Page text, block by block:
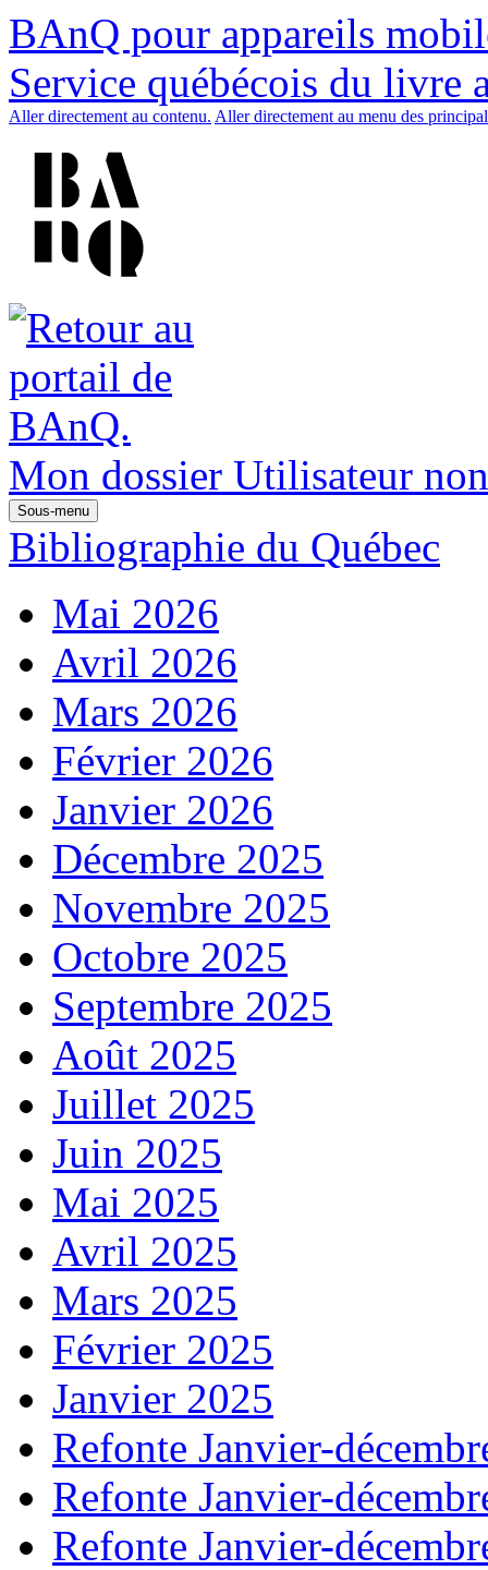
BAnQ pour appareils
Service québécois du livre
Aller directement au contenu. Aller directement au menu des
Mon dossier Utilisateur
Sous-menu
Bibliographie du Québec
Mai 2026
Avril 2026
Mars 2026
Février 2026
Janvier 2026
Décembre 2025
Novembre 2025
Octobre 2025
Septembre 2025
Août 2025
Juillet 2025
Juin 2025
Mai 2025
Avril 2025
Mars 2025
Février 2025
Janvier 2025
Refonte Janvier-
Refonte Janvier-
Refonte Janvier-